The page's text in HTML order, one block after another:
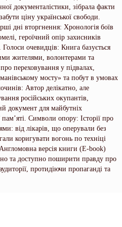
документалістики, зібрала факти
ціну української свободи.
дні вторгнення: Хронологія боїв
героїчний опір захисників
Голоси очевидців: Книга базується
жителями, волонтерами та
переховування у підвалах,
мосту» та побут в умовах
Автор делікатно, але
російських окупантів,
документ для майбутніх
Символи опору: Історії про
від лікарів, що оперували без
коригувати вогонь по техніці
версія книги (E-book)
та доступно поширити правду про
протидіючи пропаганді та